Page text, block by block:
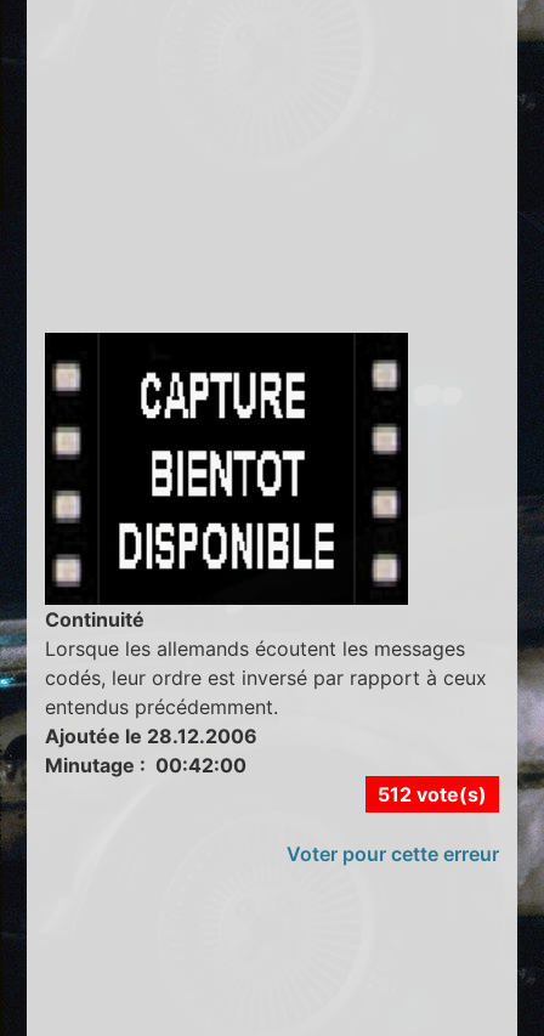
Continuité
Lorsque les allemands écoutent les messages
codés, leur ordre est inversé par rapport à ceux
entendus précédemment.
Ajoutée le 28.12.2006
Minutage : 00:42:00
512 vote(s)
Voter pour cette erreur